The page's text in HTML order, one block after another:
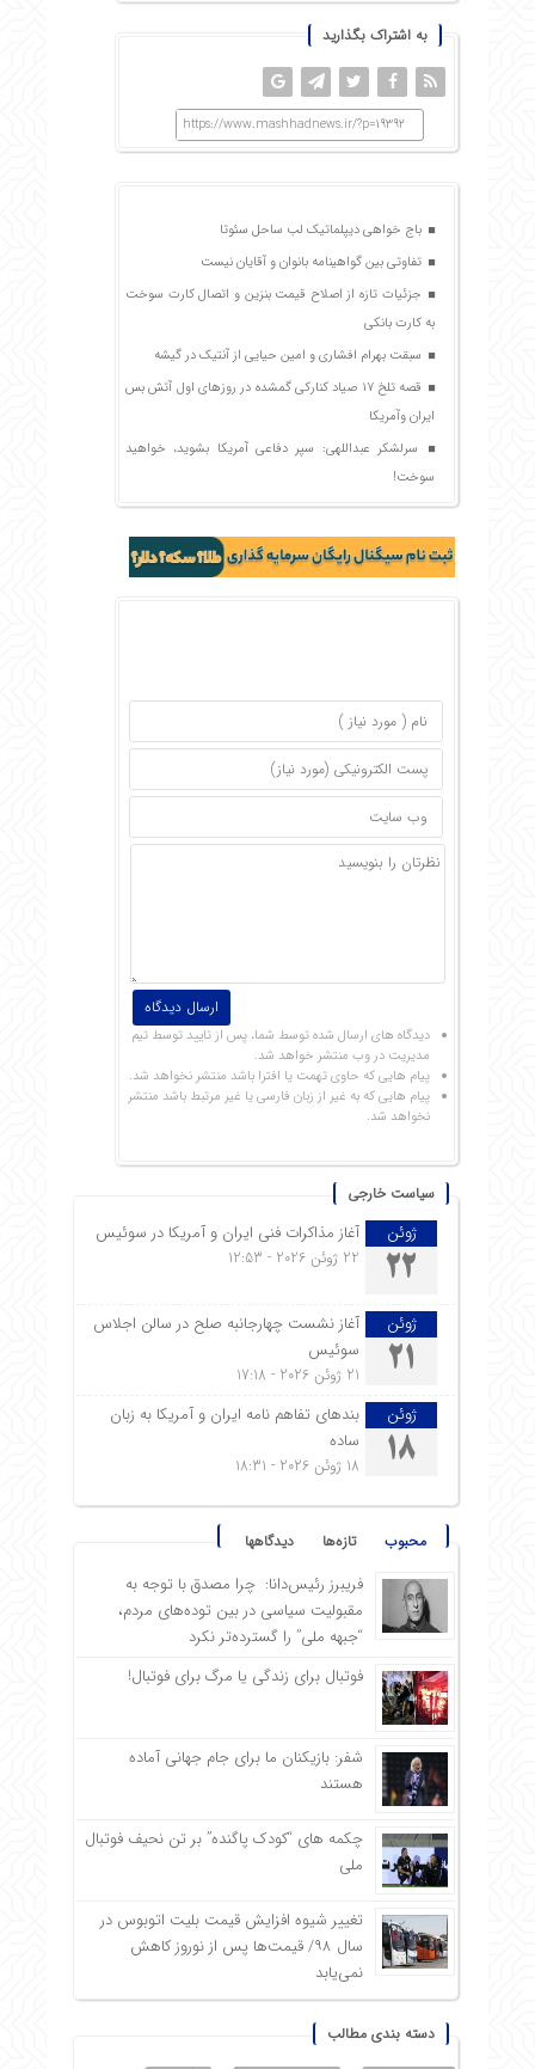
به اشتراک بگذارید
https://www.mashhadnews.ir/?p=19392
باج خواهی دیپلماتیک لب ساحل سئوتا
تفاوتی بین گواهینامه بانوان و آقایان نیست
جزئیات تازه از اصلاح قیمت بنزین و اتصال کارت سوخت
به کارت بانکی
سبقت بهرام افشاری و امین حیایی از آنتیک در گیشه
قصه تلخ ۱۷ صیاد کنارکی گمشده در روزهای اول آتش بس
ایران وآمریکا
سرلشکر عبداللهی: سپر دفاعی آمریکا بشوید، خواهید
سوخت!
دیدگاه های ارسال شده توسط شما، پس از تایید توسط تیم
مدیریت در وب منتشر خواهد شد.
پیام هایی که حاوی تهمت یا افترا باشد منتشر نخواهد شد.
پیام هایی که به غیر از زبان فارسی یا غیر مرتبط باشد منتشر
نخواهد شد.
سیاست خارجی
ژوئن
22
آغاز مذاکرات فنی ایران و آمریکا در سوئیس
22 ژوئن 2026 - 12:53
ژوئن
21
آغاز نشست چهارجانبه صلح در سالن اجلاس
سوئیس
21 ژوئن 2026 - 17:18
ژوئن
18
بندهای تفاهم نامه ایران و آمریکا به زبان
ساده
18 ژوئن 2026 - 18:31
محبوب تازه‌ها دیدگاهها
فریبرز رئیس‌دانا: چرا مصدق با توجه به
مقبولیت سیاسی در بین توده‌های مردم،
“جبهه ملی” را گسترده‌تر نکرد
فوتبال برای زندگی یا مرگ برای فوتبال!
شفر: بازیکنان ما برای جام جهانی آماده
هستند
چکمه های “کودک پاگنده” بر تن نحیف فوتبال
ملی
تغییر شیوه افزایش قیمت بلیت اتوبوس در
سال ۹۸/ قیمت‌ها پس از نوروز کاهش
نمی‌یابد
دسته بندی مطالب